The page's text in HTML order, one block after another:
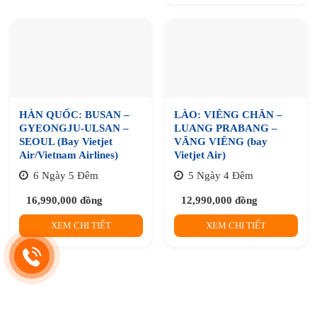
HÀN QUỐC: BUSAN –
GYEONGJU-ULSAN –
SEOUL (Bay Vietjet
Air/Vietnam Airlines)
6 Ngày 5 Đêm
16,990,000 đồng
XEM CHI TIẾT
LÀO: VIÊNG CHĂN –
LUANG PRABANG –
VĂNG VIÊNG (bay
Vietjet Air)
5 Ngày 4 Đêm
12,990,000 đồng
XEM CHI TIẾT